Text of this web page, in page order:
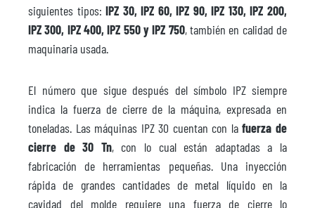
siguientes tipos:IPZ 30, IPZ 60, IPZ 90, IPZ 130, IPZ 200,
IPZ 300, IPZ 400, IPZ 550 y IPZ 750, también en calidad de
maquinaria usada.
El número que sigue después del símbolo IPZ siempre
indica la fuerza de cierre de la máquina, expresada en
toneladas. Las máquinas IPZ 30 cuentan con lafuerza de
cierre de 30 Tn, con lo cual están adaptadas a la
fabricación de herramientas pequeñas. Una inyección
rápida de grandes cantidades de metal líquido en la
cavidad del molde requiere una fuerza de cierre lo